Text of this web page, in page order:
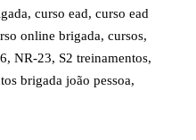
, curso ead, curso ead
online brigada, cursos,
, NR-23, S2 treinamentos,
brigada joão pessoa,